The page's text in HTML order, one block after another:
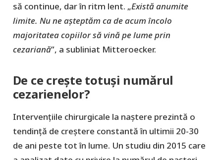
să continue, dar în ritm lent. „Există anumite
limite. Nu ne așteptăm ca de acum încolo
majoritatea copiilor să vină pe lume prin
cezariană”, a subliniat Mitteroecker.
De ce crește totuși numărul
cezarienelor?
Intervențiile chirurgicale la naștere prezintă o
tendință de creștere constantă în ultimii 20-30
de ani peste tot în lume. Un studiu din 2015 care